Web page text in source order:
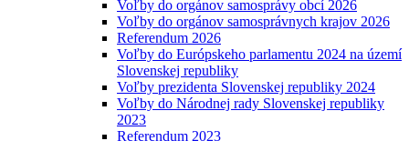
Voľby do orgánov samosprávy obcí 2026
Voľby do orgánov samosprávnych krajov 2026
Referendum 2026
Voľby do Európskeho parlamentu 2024 na území
Slovenskej republiky
Voľby prezidenta Slovenskej republiky 2024
Voľby do Národnej rady Slovenskej republiky
2023
Referendum 2023